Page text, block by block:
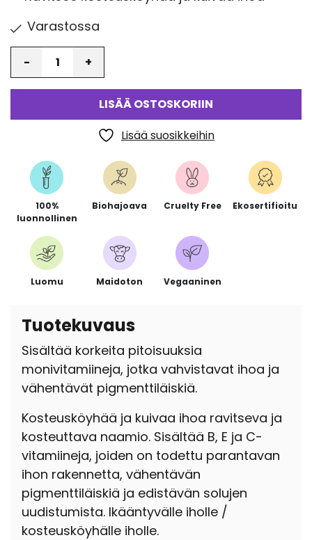
Varastossa
LISÄÄ OSTOSKORIIN
Lisää suosikkeihin
100%
luonnollinen
Biohajoava Cruelty Free Ekosertifioitu
Luomu Maidoton Vegaaninen
Tuotekuvaus
Sisältää korkeita pitoisuuksia
monivitamiineja, jotka vahvistavat ihoa ja
vähentävät pigmenttiläiskiä.
Kosteusköyhää ja kuivaa ihoa ravitseva ja
kosteuttava naamio. Sisältää B, E ja C-
vitamiineja, joiden on todettu parantavan
ihon rakennetta, vähentävän
pigmenttiläiskiä ja edistävän solujen
uudistumista. Ikääntyvälle iholle /
kosteusköyhälle iholle.